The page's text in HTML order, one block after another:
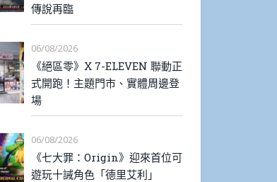
傳說再臨
06/08/2026
《絕區零》X 7-ELEVEN 聯動正
式開跑！主題門市、實體周邊登
場
06/08/2026
《七大罪：Origin》迎來首位可
遊玩十誡角色「德里艾利」